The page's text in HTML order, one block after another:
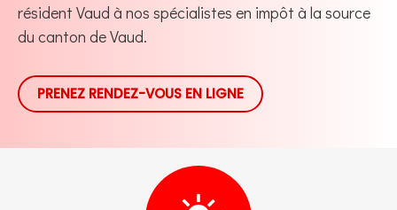
résident Vaud à nos spécialistes en impôt à la source
du canton de Vaud.
PRENEZ RENDEZ-VOUS EN LIGNE